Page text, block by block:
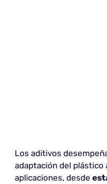
Los aditivos
adaptación del plástico
aplicaciones, desde